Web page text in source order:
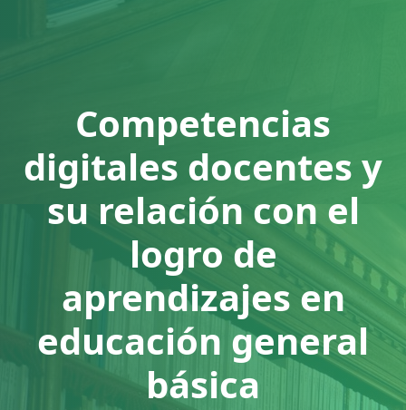
Competencias
digitales docentes y
su relación con el
logro de
aprendizajes en
educación general
básica